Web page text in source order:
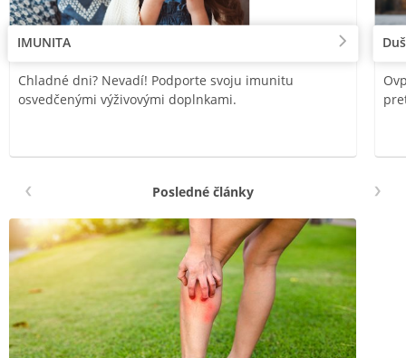
IMUNITA
Chladné dni? Nevadí! Podporte svoju imunitu
osvedčenými výživovými doplnkami.
Posledné články